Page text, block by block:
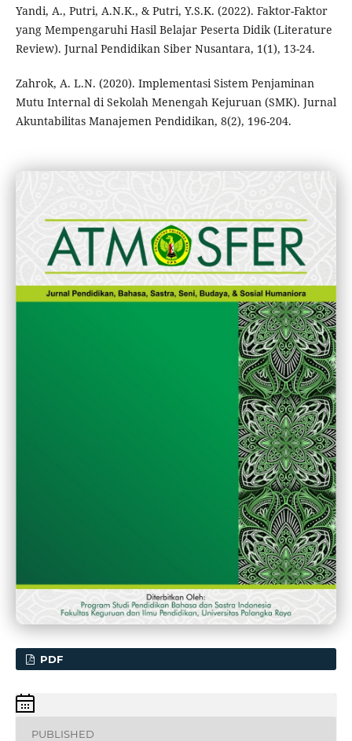
Yandi, A., Putri, A.N.K., & Putri, Y.S.K. (2022). Faktor-Faktor
yang Mempengaruhi Hasil Belajar Peserta Didik (Literature
Review). Jurnal Pendidikan Siber Nusantara, 1(1), 13-24.
Zahrok, A. L.N. (2020). Implementasi Sistem Penjaminan
Mutu Internal di Sekolah Menengah Kejuruan (SMK). Jurnal
Akuntabilitas Manajemen Pendidikan, 8(2), 196-204.
PDF
PUBLISHED